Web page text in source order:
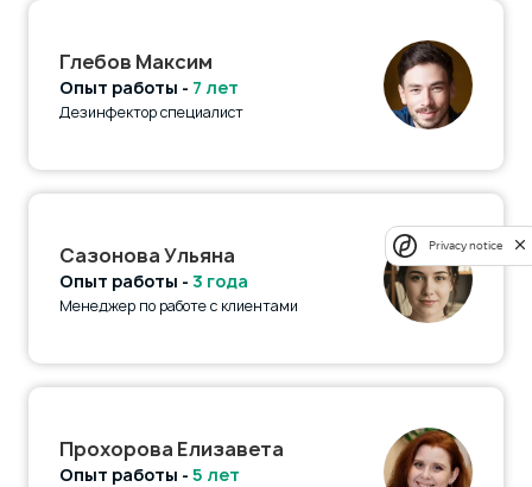
Глебов Максим
Опыт работы - 7 лет
Дезинфектор специалист
Сазонова Ульяна
Опыт работы - 3 года
Менеджер по работе с клиентами
Прохорова Елизавета
Опыт работы - 5 лет
Privacy notice